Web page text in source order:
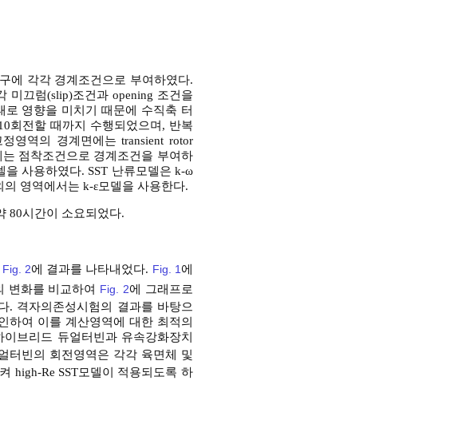
에 각각 경계조건으로 부여하였다.
미끄럼(slip)조건과 opening 조건을
영향을 미치기 때문에 수직축 터
회전할 때까지 수행되었으며, 반복
영역의 경계면에는 transient rotor
점착조건으로 경계조건을 부여하
을 사용하였다. SST 난류모델은 k-ω
영역에서는 k-ε모델을 사용한다.
80시간이 소요되었다.
Fig. 2에 결과를 나타내었다. Fig. 1에
변화를 비교하여 Fig. 2에 그래프로
. 격자의존성시험의 결과를 바탕으
하여 이를 계산영역에 대한 최적의
브리드 듀얼터빈과 유속강화장치
터빈의 회전영역은 각각 육면체 및
high-Re SST모델이 적용되도록 하